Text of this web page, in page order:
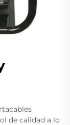
de calidad a lo